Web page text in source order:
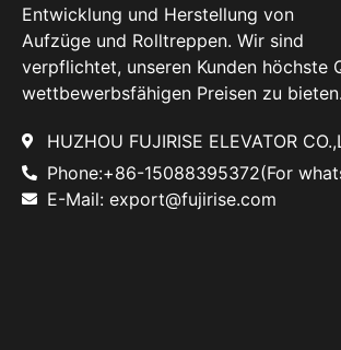
Entwicklung und Herstellung von
Aufzüge und Rolltreppen. Wir sind
verpflichtet, unseren Kunden höchste
wettbewerbsfähigen Preisen zu bieten.
HUZHOU FUJIRISE ELEVATOR
Phone:+86-15088395372(For
E-Mail: export@fujirise.com